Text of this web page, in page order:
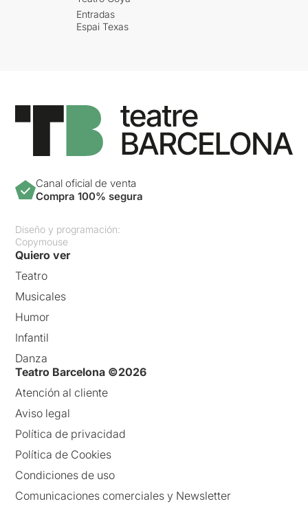
Entradas
Espai Texas
Canal oficial de venta
Compra 100% segura
Diseño y programación:
Copymouse
Quiero ver
Teatro
Musicales
Humor
Infantil
Danza
Teatro Barcelona ©2026
Atención al cliente
Aviso legal
Política de privacidad
Política de Cookies
Condiciones de uso
Comunicaciones comerciales y Newsletter